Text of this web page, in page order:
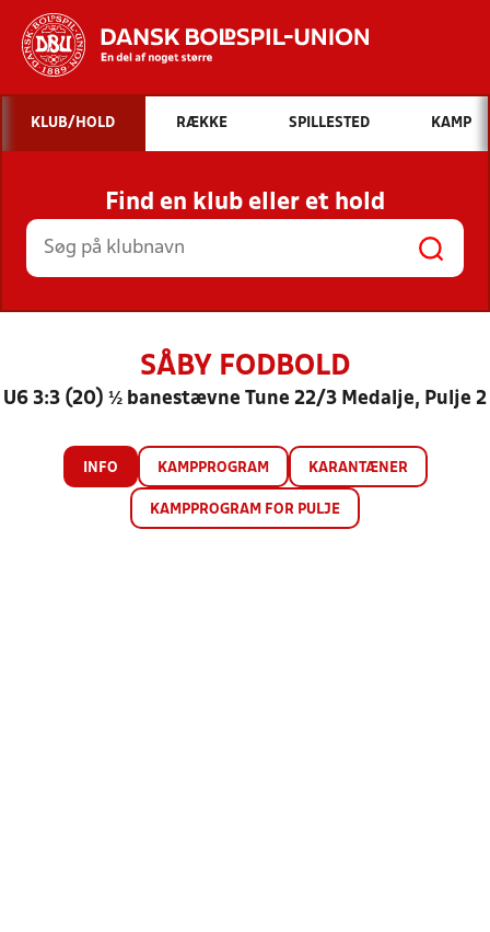
Hvad vil du søge efter?
INDHOLD OG NYHEDER
STILLINGER, RESULTATER, KLUBBER OG
HOLD
KLUB/HOLD RÆKKE SPILLESTED KAMP
Find en klub eller et hold
SÅBY FODBOLD
U6 3:3 (20) ½ banestævne Tune 22/3 Medalje, Pulje 2
INFO KAMPPROGRAM KARANTÆNER
KAMPPROGRAM FOR PULJE